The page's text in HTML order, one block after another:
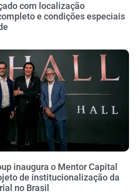
com localização
e condições especiais
inaugura o Mentor Capital
de institucionalização da
no Brasil